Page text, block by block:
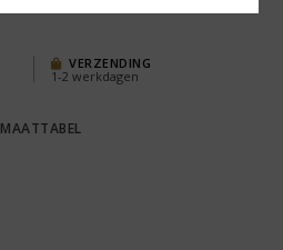
VERZENDING
1-2 werkdagen
MAATTABEL